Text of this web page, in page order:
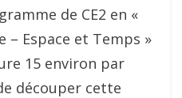
de CE2 en «
– Espace et Temps »
15 environ par
découper cette